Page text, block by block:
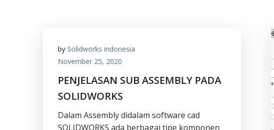
by Solidworks indonesia
November 25, 2020
PENJELASAN SUB ASSEMBLY PADA
SOLIDWORKS
Dalam Assembly didalam software cad
SOLIDWORKS ada berbagai tipe komponen